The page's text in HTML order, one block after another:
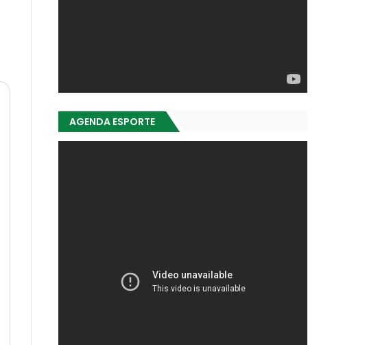
AGENDA ESPORTE